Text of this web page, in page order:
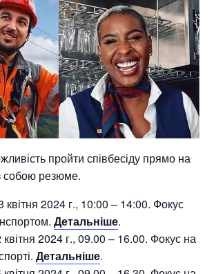
пройти співбесіду прямо на
собою резюме.
2024 г., 10:00 – 14:00. Фокус
Детальніше.
2024 г., 09.00 – 16.00. Фокус на
Детальніше.